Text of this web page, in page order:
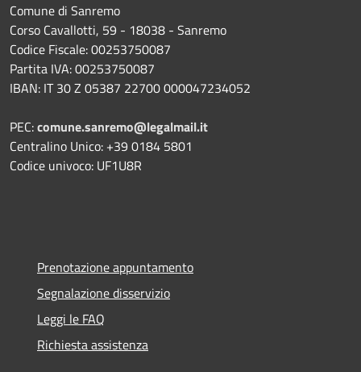
Comune di Sanremo
Corso Cavallotti, 59 - 18038 - Sanremo
Codice Fiscale: 00253750087
Partita IVA: 00253750087
IBAN: IT 30 Z 05387 22700 000047234052
PEC:comune.sanremo@legalmail.it
Centralino Unico: +39 0184 5801
Codice univoco: UF1U8R
Prenotazione appuntamento
Segnalazione disservizio
Leggi le FAQ
Richiesta assistenza